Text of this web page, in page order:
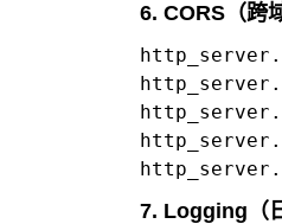
6. CORS（跨
7. Logging（